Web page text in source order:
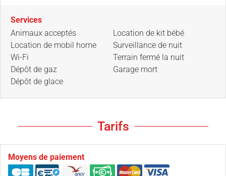
Services
Animaux acceptés
Location de mobil home
Wi-Fi
Dépôt de gaz
Dépôt de glace
Location de kit bébé
Surveillance de nuit
Terrain fermé la nuit
Garage mort
Tarifs
Moyens de paiement